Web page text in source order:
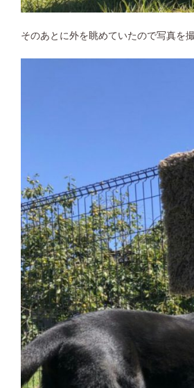
そのあとに外を眺めていたので写真を